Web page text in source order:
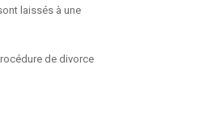
laissés à une
de divorce